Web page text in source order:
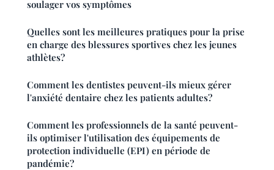
soulager vos symptômes
Quelles sont les meilleures pratiques pour la prise
en charge des blessures sportives chez les jeunes
athlètes?
Comment les dentistes peuvent-ils mieux gérer
l'anxiété dentaire chez les patients adultes?
Comment les professionnels de la santé peuvent-
ils optimiser l'utilisation des équipements de
protection individuelle (EPI) en période de
pandémie?